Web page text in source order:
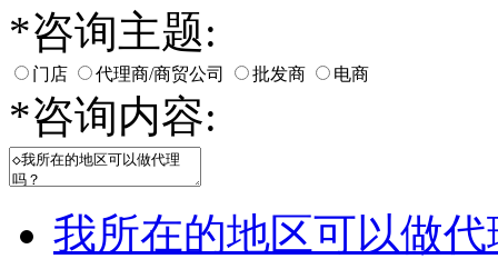
*咨询主题:
门店 代理商/商贸公司 批发商 电商
*咨询内容:
我所在的地区可以做